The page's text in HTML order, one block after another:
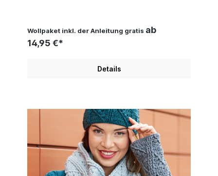
Wollpaket inkl. der Anleitung gratis ab
14,95 €*
Details